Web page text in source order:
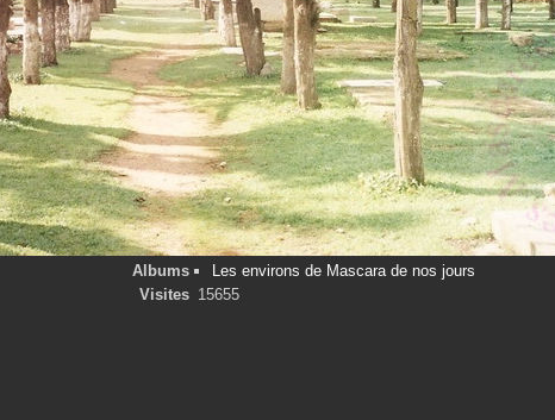
Albums
Les environs de Mascara de nos jours
Visites 15655